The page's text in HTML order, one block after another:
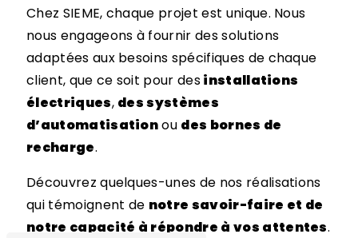
Chez SIEME, chaque projet est unique. Nous
nous engageons à fournir des solutions
adaptées aux besoins spécifiques de chaque
client, que ce soit pour desinstallations
électriques, des systèmes
d’automatisationou des bornes de
recharge.
Découvrez quelques-unes de nos réalisations
qui témoignent de notre savoir-faire et de
notre capacité à répondre à vos attentes.